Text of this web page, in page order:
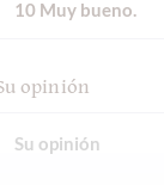
opinión